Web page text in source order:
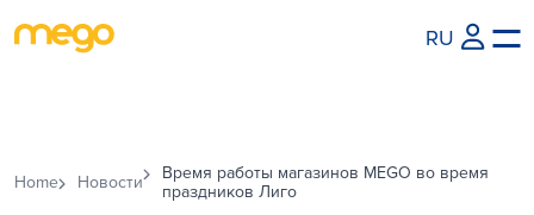
RU
Home Новости
Время работы магазинов MEGO во время
праздников Лиго